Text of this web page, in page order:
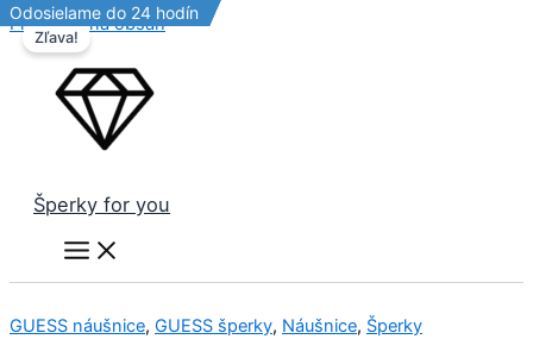
Preskočiť na obsah
Šperky for you
Zľava!
Odosielame do 24 hodín
GUESS náušnice, GUESS šperky, Náušnice, Šperky
Odosielame do 24 hodín
Odosielame do 24 hodín
Odosielame do 24 hodín